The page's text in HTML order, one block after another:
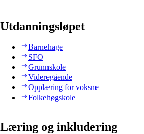
Utdanningsløpet
Barnehage
SFO
Grunnskole
Videregående
Opplæring for voksne
Folkehøgskole
Læring og inkludering